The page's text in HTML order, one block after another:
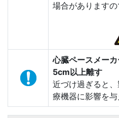
場合がありますの
心臓ペースメー
5cm以上離す
近づけ過ぎると
療機器に影響を与